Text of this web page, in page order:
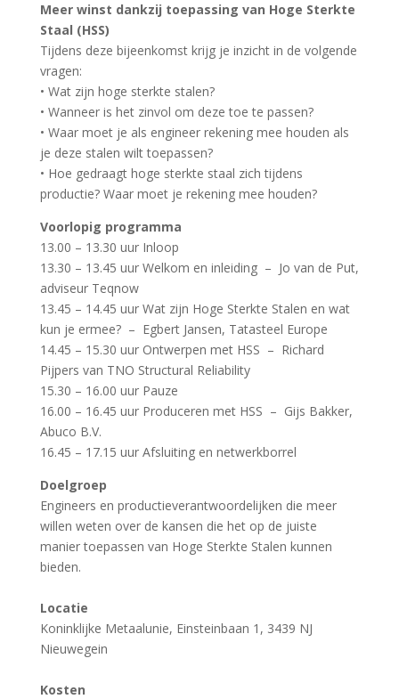
Meer winst dankzij toepassing van Hoge Sterkte
Staal (HSS)
Tijdens deze bijeenkomst krijg je inzicht in de volgende
vragen:
• Wat zijn hoge sterkte stalen?
• Wanneer is het zinvol om deze toe te passen?
• Waar moet je als engineer rekening mee houden als
je deze stalen wilt toepassen?
• Hoe gedraagt hoge sterkte staal zich tijdens
productie? Waar moet je rekening mee houden?
Voorlopig programma
13.00 – 13.30 uur Inloop
13.30 – 13.45 uur Welkom en inleiding – Jo van de Put,
adviseur Teqnow
13.45 – 14.45 uur Wat zijn Hoge Sterkte Stalen en wat
kun je ermee? – Egbert Jansen, Tatasteel Europe
14.45 – 15.30 uur Ontwerpen met HSS – Richard
Pijpers van TNO Structural Reliability
15.30 – 16.00 uur Pauze
16.00 – 16.45 uur Produceren met HSS – Gijs Bakker,
Abuco B.V.
16.45 – 17.15 uur Afsluiting en netwerkborrel
Doelgroep
Engineers en productieverantwoordelijken die meer
willen weten over de kansen die het op de juiste
manier toepassen van Hoge Sterkte Stalen kunnen
bieden.
Locatie
Koninklijke Metaalunie, Einsteinbaan 1, 3439 NJ
Nieuwegein
Kosten